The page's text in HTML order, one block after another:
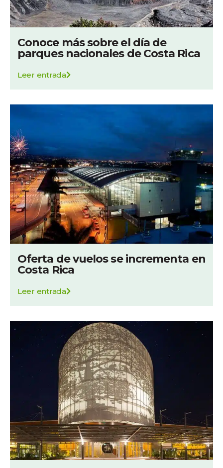
Conoce más sobre el día de
parques nacionales de Costa Rica
Leer entrada
Oferta de vuelos se incrementa en
Costa Rica
Leer entrada